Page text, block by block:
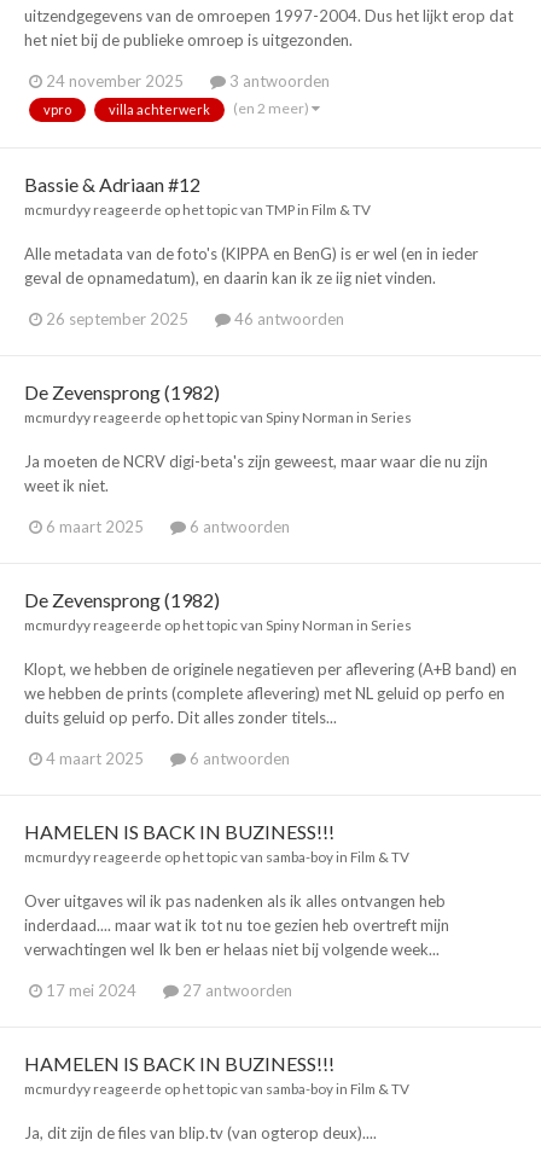
uitzendgegevens van de omroepen 1997-2004. Dus het lijkt erop dat
het niet bij de publieke omroep is uitgezonden.
24 november 2025 3 antwoorden
vpro villa achterwerk (en 2 meer)
Bassie & Adriaan #12
mcmurdyy reageerde op het topic van TMP in Film & TV
Alle metadata van de foto's (KIPPA en BenG) is er wel (en in ieder
geval de opnamedatum), en daarin kan ik ze iig niet vinden.
26 september 2025 46 antwoorden
De Zevensprong (1982)
mcmurdyy reageerde op het topic van Spiny Norman in Series
Ja moeten de NCRV digi-beta's zijn geweest, maar waar die nu zijn
weet ik niet.
6 maart 2025 6 antwoorden
De Zevensprong (1982)
mcmurdyy reageerde op het topic van Spiny Norman in Series
Klopt, we hebben de originele negatieven per aflevering (A+B band) en
we hebben de prints (complete aflevering) met NL geluid op perfo en
duits geluid op perfo. Dit alles zonder titels...
4 maart 2025 6 antwoorden
HAMELEN IS BACK IN BUZINESS!!!
mcmurdyy reageerde op het topic van samba-boy in Film & TV
Over uitgaves wil ik pas nadenken als ik alles ontvangen heb
inderdaad.... maar wat ik tot nu toe gezien heb overtreft mijn
verwachtingen wel Ik ben er helaas niet bij volgende week...
17 mei 2024 27 antwoorden
HAMELEN IS BACK IN BUZINESS!!!
mcmurdyy reageerde op het topic van samba-boy in Film & TV
Ja, dit zijn de files van blip.tv (van ogterop deux)....